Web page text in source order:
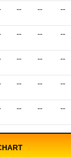
-- -- --
-- -- --
-- -- --
-- -- --
-- -- --